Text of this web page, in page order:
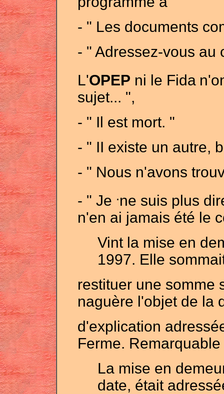
- " Les documents
- " Adressez-vous au
L'OPEP ni le Fida
sujet... ",
- " Il est mort. "
- " II existe un autre,
- " Nous n'avons
- " Je .ne suis plus
n'en ai jamais été le
Vint la mise en
1997. Elle
restituer une somme
naguère l'objet de la
d'explication
Ferme.
La mise en
date, était